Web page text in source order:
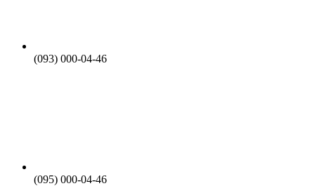
(093) 000-04-46
(095) 000-04-46